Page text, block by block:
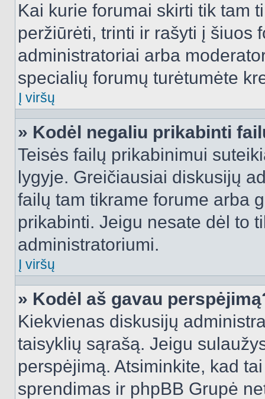
Kai kurie forumai skirti tik tam
peržiūrėti, trinti ir rašyti į šiuos
administratoriai arba
specialių forumų turėtumėte
Į viršų
» Kodėl negaliu prikabinti
Teisės failų prikabinimui
lygyje. Greičiausiai diskusijų
failų tam tikrame forume arba
prikabinti. Jeigu nesate dėl to
administratoriumi.
Į viršų
» Kodėl aš gavau
Kiekvienas diskusijų
taisyklių sąrašą. Jeigu
perspėjimą. Atsiminkite, kad
sprendimas ir phpBB Grupė